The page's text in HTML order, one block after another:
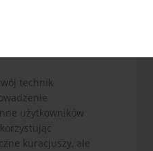
technik
użytkowników
kuracjuszy, ale